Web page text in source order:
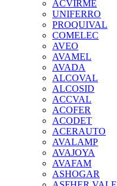
ACVIRME
UNIFERRO
PROQUIVAL
COMELEC
AVEO
AVAMEL
AVADA
ALCOVAL
ALCOSID
ACCVAL
ACOFER
ACODET
ACERAUTO
AVALAMP
AVAJOYA
AVAFAM
ASHOGAR